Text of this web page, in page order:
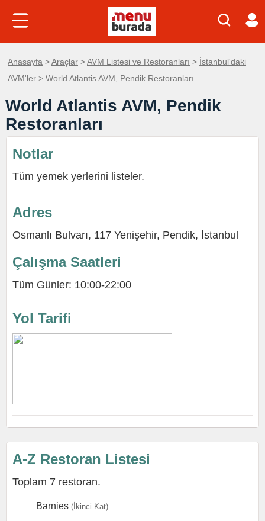
Anasayfa >Araçlar >AVM Listesi ve Restoranları > İstanbul'daki
AVM'ler > World Atlantis AVM, Pendik Restoranları
World Atlantis AVM, Pendik
Restoranları
Notlar
Tüm yemek yerlerini listeler.
Adres
Osmanlı Bulvarı, 117 Yenişehir, Pendik, İstanbul
Çalışma Saatleri
Tüm Günler: 10:00-22:00
Yol Tarifi
A-Z Restoran Listesi
Toplam 7 restoran.
Barnies (İkinci Kat)